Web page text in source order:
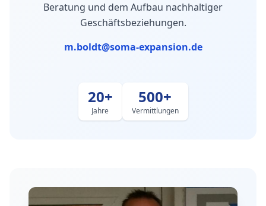
Beratung und dem Aufbau nachhaltiger
Geschäftsbeziehungen.
m.boldt@soma-expansion.de
20+
Jahre
500+
Vermittlungen